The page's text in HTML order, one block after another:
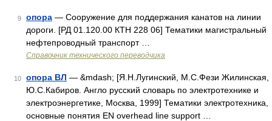
9 опора — Сооружение для поддержания канатов на линии
дороги. [РД 01.120.00 КТН 228 06] Тематики магистральный
нефтепроводный транспорт …
Справочник технического переводчика
10 опора ВЛ — &mdash; [Я.Н.Лугинский, М.С.Фези Жилинская,
Ю.С.Кабиров. Англо русский словарь по электротехнике и
электроэнергетике, Москва, 1999] Тематики электротехника,
основные понятия EN overhead line support …